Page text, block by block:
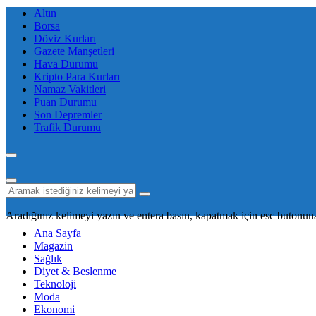
Altın
Borsa
Döviz Kurları
Gazete Manşetleri
Hava Durumu
Kripto Para Kurları
Namaz Vakitleri
Puan Durumu
Son Depremler
Trafik Durumu
Aradığınız kelimeyi yazın ve entera basın, kapatmak için esc
Ana Sayfa
Magazin
Sağlık
Diyet & Beslenme
Teknoloji
Moda
Ekonomi